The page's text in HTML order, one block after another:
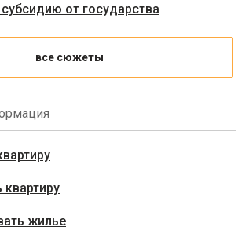
от государства
все сюжеты
квартиру
жилье